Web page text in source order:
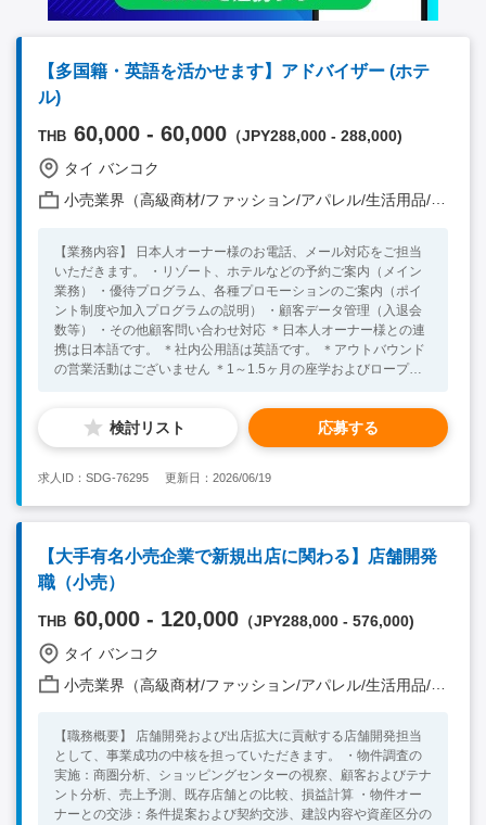
【多国籍・英語を活かせます】アドバイザー (ホテ
ル)
THB 60,000 - 60,000 （JPY288,000 - 288,000)
タイ バンコク
小売業界（高級商材/ファッション/アパレル/生活用品/家電 他）
【業務内容】 日本人オーナー様のお電話、メール対応をご担当
いただきます。 ・リゾート、ホテルなどの予約ご案内（メイン
業務） ・優待プログラム、各種プロモーションのご案内（ポイ
ント制度や加入プログラムの説明） ・顧客データ管理（入退会
数等） ・その他顧客問い合わせ対応 ＊日本人オーナー様との連
携は日本語です。 ＊社内公用語は英語です。 ＊アウトバウンド
の営業活動はございません ＊1～1.5ヶ月の座学およびロープレ
在籍外国人：15名(香港、中国、フィリピン等)、日本人約30人
レポート：日本人リーダー 【語学】 英語（日本人顧客対応以外
すべて英語です） 【求めている人物像】 ・ホスピタリティ、カ
英語力をお持ちの方 ・丁寧な顧客対応が可能な方（電話、メー
ル） ・外国人と円滑なコミュニケーションが取れる方 【必須要
件】 ・カスタマーサービスやコールセンターでの業務経験3年以
上 （BOIビザ取得のため） ・英語ビジネスレベル（目安TOEIC
600点以上） ・コミュニケーション能力が高く、接客を楽しめる
方 ・基本的なPCスキル 【歓迎要件】 ・ホテル業界での就労経
滑なコミュニケーションが取れる方
検討リスト 応募する
求人ID：SDG-76295 更新日：2026/06/19
【大手有名小売企業で新規出店に関わる】店舗開発
職（小売）
THB 60,000 - 120,000 （JPY288,000 - 576,000)
タイ バンコク
小売業界（高級商材/ファッション/アパレル/生活用品/家電 他）
【職務概要】 店舗開発および出店拡大に貢献する店舗開発担当
として、事業成功の中核を担っていただきます。 ・物件調査の
実施：商圏分析、ショッピングセンターの視察、顧客およびテナ
ント分析、売上予測、既存店舗との比較、損益計算 ・物件オー
ナーとの交渉：条件提案および契約交渉、建設内容や資産区分の